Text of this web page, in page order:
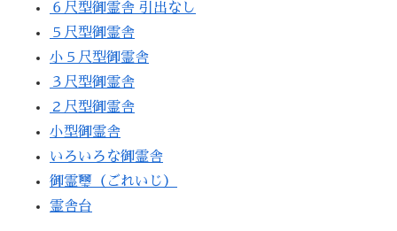
６尺型御霊舎 引出なし
５尺型御霊舎
小５尺型御霊舎
３尺型御霊舎
２尺型御霊舎
小型御霊舎
いろいろな御霊舎
御霊璽（ごれいじ）
霊舎台